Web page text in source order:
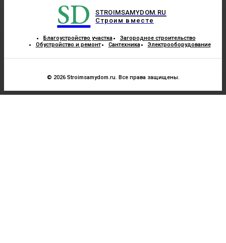
SD
STROIMSAMYDOM.RU
Строим вместе
Благоустройство участка
Загородное строительство
Обустройство и ремонт
Сантехника Электрооборудование
© 2026 Stroimsamydom.ru. Все права защищены.